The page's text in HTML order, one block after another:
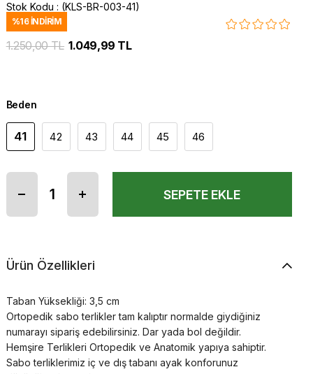
Stok Kodu (KLS-BR-003-41)
%16 İNDIRIM
1.250,00 TL 1.049,99 TL
Beden
41 42 43 44 45 46
Ürün Özellikleri
Taban Yüksekliği: 3,5 cm
Ortopedik sabo terlikler tam kalıptır normalde giydiğiniz
numarayı sipariş edebilirsiniz. Dar yada bol değildir.
Hemşire Terlikleri Ortopedik ve Anatomik yapıya sahiptir.
Sabo terliklerimiz iç ve dış tabanı ayak konforunuz